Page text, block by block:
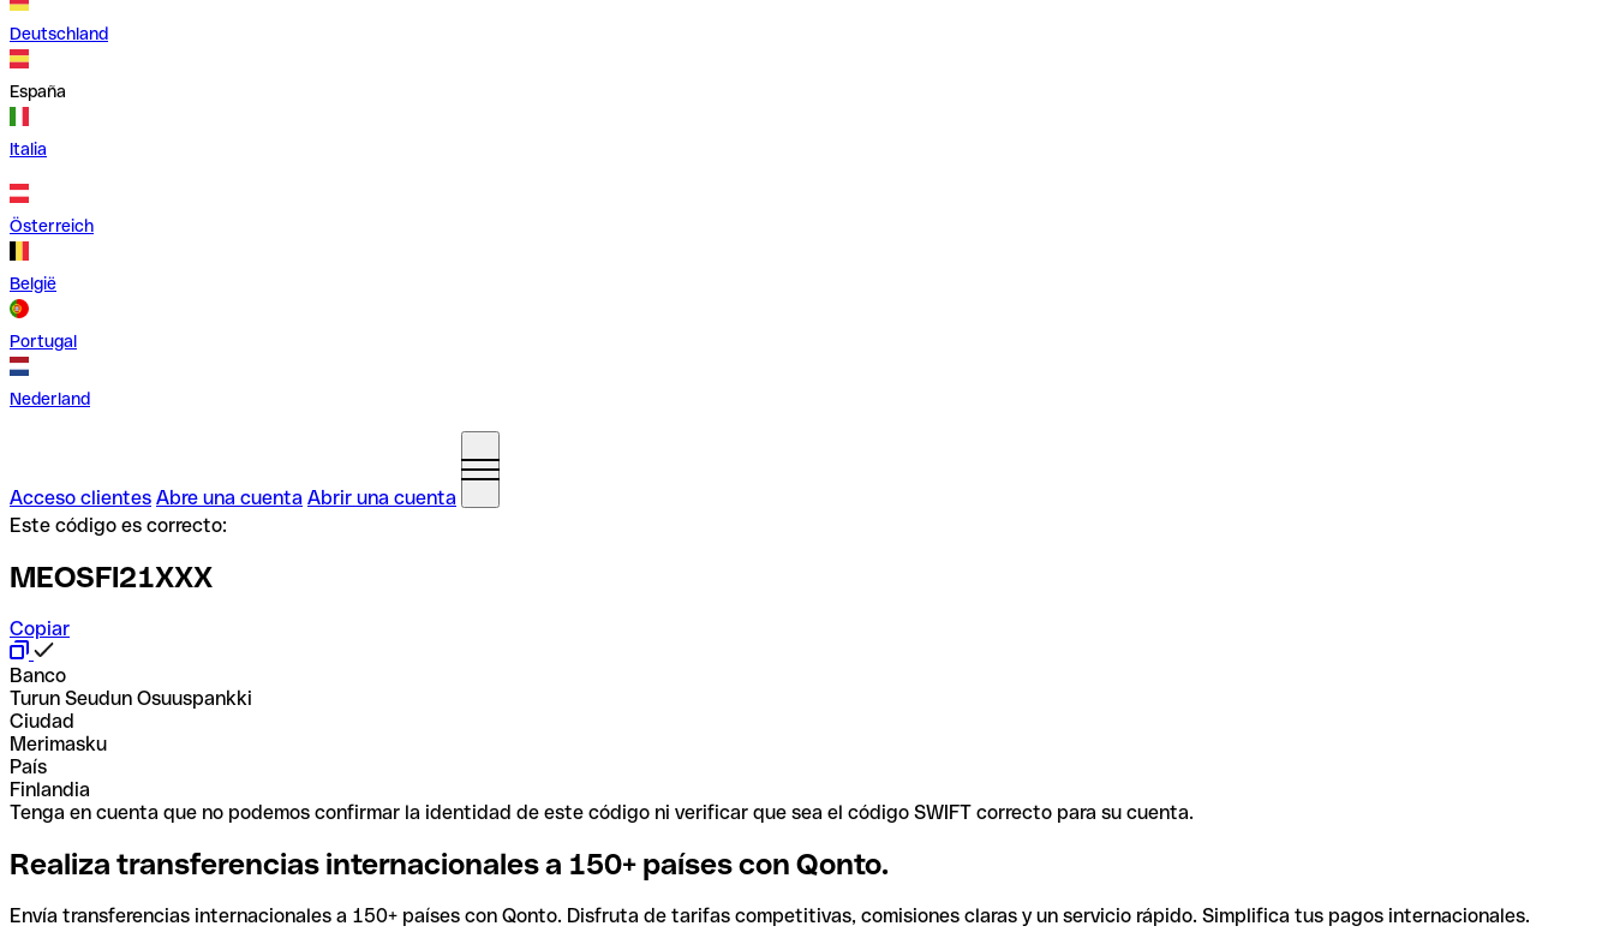
Deutschland
España
Italia
Österreich
België
Portugal
Nederland
Acceso clientes Abre una cuenta Abrir una cuenta
Este código es correcto:
MEOSFI21XXX
Copiar
Banco
Turun Seudun Osuuspankki
Ciudad
Merimasku
País
Finlandia
Tenga en cuenta que no podemos confirmar la identidad de este código ni verificar que sea el código SWIFT correcto para su cuenta.
Realiza transferencias internacionales a 150+ países con Qonto.
Envía transferencias internacionales a 150+ países con Qonto. Disfruta de tarifas competitivas, comisiones claras y un servicio rápido. Simplifica tus pagos internacionales.